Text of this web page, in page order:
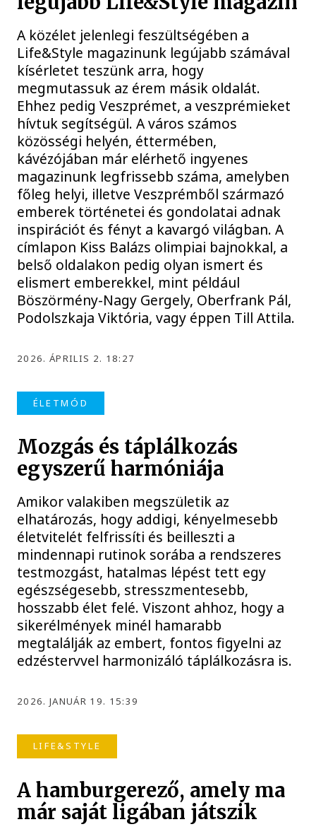
A közélet jelenlegi feszültségében a
Life&Style magazinunk legújabb számával
kísérletet teszünk arra, hogy
megmutassuk az érem másik oldalát.
Ehhez pedig Veszprémet, a veszprémieket
hívtuk segítségül. A város számos
közösségi helyén, éttermében,
kávézójában már elérhető ingyenes
magazinunk legfrissebb száma, amelyben
főleg helyi, illetve Veszprémből származó
emberek történetei és gondolatai adnak
inspirációt és fényt a kavargó világban. A
címlapon Kiss Balázs olimpiai bajnokkal, a
belső oldalakon pedig olyan ismert és
elismert emberekkel, mint például
Böszörmény-Nagy Gergely, Oberfrank Pál,
Podolszkaja Viktória, vagy éppen Till Attila.
2026. ÁPRILIS 2. 18:27
ÉLETMÓD
Mozgás és táplálkozás
egyszerű harmóniája
Amikor valakiben megszületik az
elhatározás, hogy addigi, kényelmesebb
életvitelét felfrissíti és beilleszti a
mindennapi rutinok sorába a rendszeres
testmozgást, hatalmas lépést tett egy
egészségesebb, stresszmentesebb,
hosszabb élet felé. Viszont ahhoz, hogy a
sikerélmények minél hamarabb
megtalálják az embert, fontos figyelni az
edzéstervvel harmonizáló táplálkozásra is.
2026. JANUÁR 19. 15:39
LIFE&STYLE
A hamburgerező, amely ma
már saját ligában játszik